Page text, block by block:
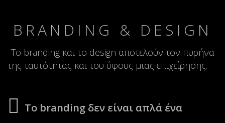
BRANDING & DESIGN
Το branding και το design αποτελούν τον πυρήνα
της ταυτότητας και του ύφους μιας επιχείρησης.
Το branding δεν είναι απλά ένα